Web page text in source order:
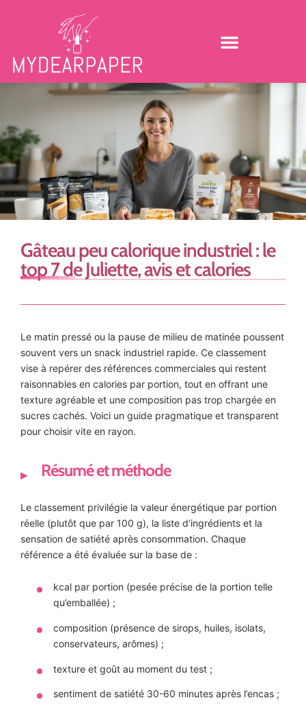
Gâteau peu calorique industriel : le
top 7 de Juliette, avis et calories
Le matin pressé ou la pause de milieu de matinée poussent
souvent vers un snack industriel rapide. Ce classement
vise à repérer des références commerciales qui restent
raisonnables en calories par portion, tout en offrant une
texture agréable et une composition pas trop chargée en
sucres cachés. Voici un guide pragmatique et transparent
pour choisir vite en rayon.
Résumé et méthode
Le classement privilégie la valeur énergétique par portion
réelle (plutôt que par 100 g), la liste d’ingrédients et la
sensation de satiété après consommation. Chaque
référence a été évaluée sur la base de :
kcal par portion (pesée précise de la portion telle
qu’emballée) ;
composition (présence de sirops, huiles, isolats,
conservateurs, arômes) ;
texture et goût au moment du test ;
sentiment de satiété 30-60 minutes après l’encas ;